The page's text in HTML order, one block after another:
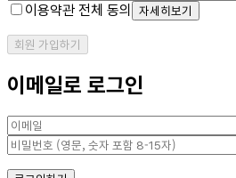
이용약관 전체 동의 자세히보기
회원 가입하기
이메일로 로그인